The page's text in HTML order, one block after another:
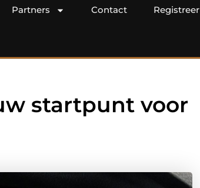
Partners Contact Registreer
startpunt voor